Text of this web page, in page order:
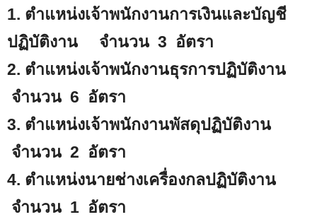
1. ตำแหน่งเจ้าพนักงานการเงินและบัญชี
ปฏิบัติงาน จำนวน 3 อัตรา
2. ตำแหน่งเจ้าพนักงานธุรการปฏิบัติงาน
จำนวน 6 อัตรา
3. ตำแหน่งเจ้าพนักงานพัสดุปฏิบัติงาน
จำนวน 2 อัตรา
4. ตำแหน่งนายช่างเครื่องกลปฏิบัติงาน
จำนวน 1 อัตรา